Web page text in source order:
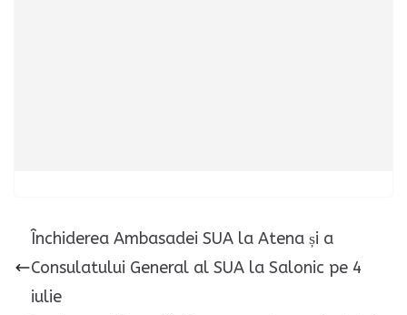
Închiderea Ambasadei SUA la Atena și a
Consulatului General al SUA la Salonic pe 4
iulie